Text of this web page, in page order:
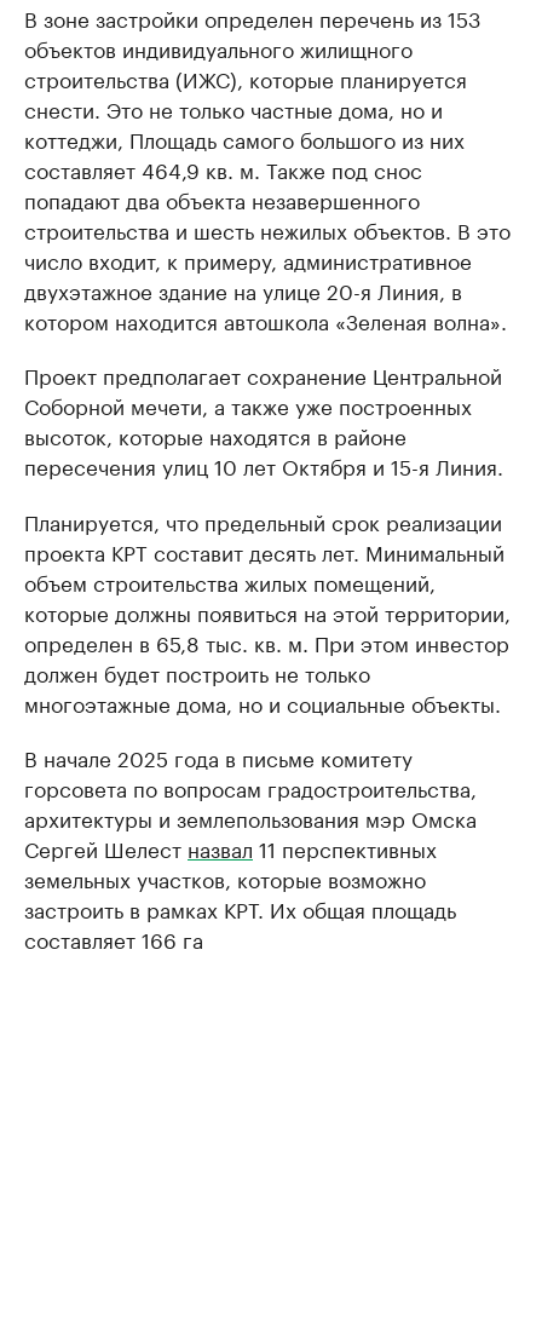
В зоне застройки определен перечень из 153
объектов индивидуального жилищного
строительства (ИЖС), которые планируется
снести. Это не только частные дома, но и
коттеджи, Площадь самого большого из них
составляет 464,9 кв. м. Также под снос
попадают два объекта незавершенного
строительства и шесть нежилых объектов. В это
число входит, к примеру, административное
двухэтажное здание на улице 20-я Линия, в
котором находится автошкола «Зеленая волна».
Проект предполагает сохранение Центральной
Соборной мечети, а также уже построенных
высоток, которые находятся в районе
пересечения улиц 10 лет Октября и 15-я Линия.
Планируется, что предельный срок реализации
проекта КРТ составит десять лет. Минимальный
объем строительства жилых помещений,
которые должны появиться на этой территории,
определен в 65,8 тыс. кв. м. При этом инвестор
должен будет построить не только
многоэтажные дома, но и социальные объекты.
В начале 2025 года в письме комитету
горсовета по вопросам градостроительства,
архитектуры и землепользования мэр Омска
Сергей Шелест назвал 11 перспективных
земельных участков, которые возможно
застроить в рамках КРТ. Их общая площадь
составляет 166 га